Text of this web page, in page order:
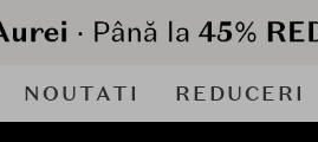
NOUTATI REDUCERI